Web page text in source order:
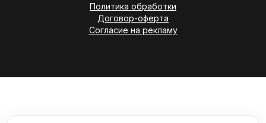
Политика обработки
Договор-оферта
Согласие на рекламу